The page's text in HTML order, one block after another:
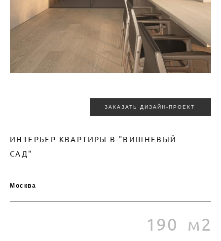
ЗАКАЗАТЬ ДИЗАЙН-ПРОЕКТ
ИНТЕРЬЕР КВАРТИРЫ В "ВИШНЕВЫЙ
САД"
Москва
190 м2